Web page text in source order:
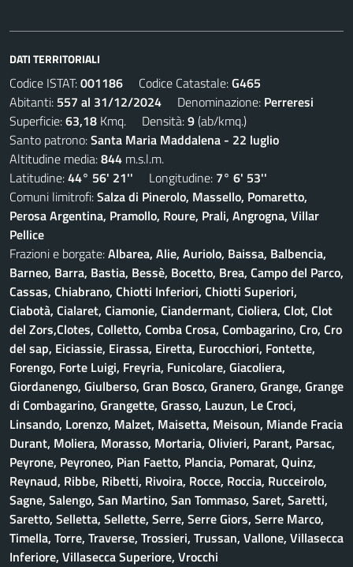
DATI TERRITORIALI
Codice ISTAT:001186 Codice Catastale:G465
Abitanti: 557 al 31/12/2024 Denominazione: Perreresi
Superficie:63,18 Kmq. Densità:9(ab/kmq.)
Santo patrono:Santa Maria Maddalena - 22 luglio
Altitudine media:844 m.s.l.m.
Latitudine:44° 56' 21'' Longitudine: 7° 6' 53''
Comuni limitrofi:Salza di Pinerolo, Massello, Pomaretto,
Perosa Argentina, Pramollo, Roure, Prali, Angrogna, Villar
Pellice
Frazioni e borgate:Albarea, Alie, Auriolo, Baissa, Balbencia,
Barneo, Barra, Bastia, Bessè, Bocetto, Brea, Campo del Parco,
Cassas, Chiabrano, Chiotti Inferiori, Chiotti Superiori,
Ciabotà, Cialaret, Ciamonie, Ciandermant, Cioliera, Clot, Clot
del Zors,Clotes, Colletto, Comba Crosa, Combagarino, Cro, Cro
del sap, Eiciassie, Eirassa, Eiretta, Eurocchiori, Fontette,
Forengo, Forte Luigi, Freyria, Funicolare, Giacoliera,
Giordanengo, Giulberso, Gran Bosco, Granero, Grange, Grange
di Combagarino, Grangette, Grasso, Lauzun, Le Croci,
Linsando, Lorenzo, Malzet, Maisetta, Meisoun, Miande Fracia
Durant, Moliera, Morasso, Mortaria, Olivieri, Parant, Parsac,
Peyrone, Peyroneo, Pian Faetto, Plancia, Pomarat, Quinz,
Reynaud, Ribbe, Ribetti, Rivoira, Rocce, Roccia, Rucceirolo,
Sagne, Salengo, San Martino, San Tommaso, Saret, Saretti,
Saretto, Selletta, Sellette, Serre, Serre Giors, Serre Marco,
Timella, Torre, Traverse, Trossieri, Trussan, Vallone, Villasecca
Inferiore, Villasecca Superiore, Vrocchi